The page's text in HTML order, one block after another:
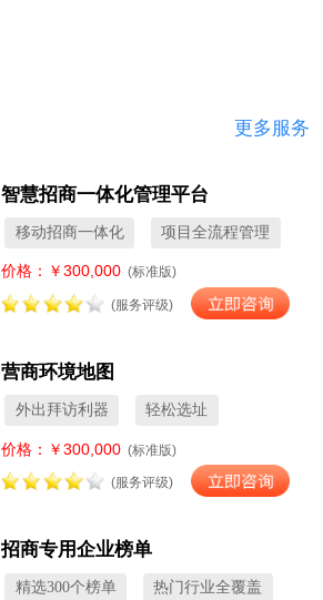
更多服务
智慧招商一体化管理平台
移动招商一体化 项目全流程管理
价格：￥300,000 (标准版)
(服务评级)
营商环境地图
外出拜访利器 轻松选址
价格：￥300,000 (标准版)
(服务评级)
招商专用企业榜单
精选300个榜单 热门行业全覆盖